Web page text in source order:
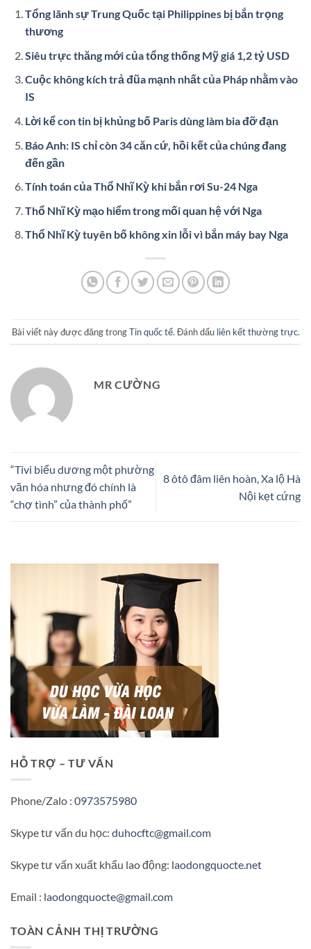
Tổng lãnh sự Trung Quốc tại Philippines bị bắn trọng
thương
Siêu trực thăng mới của tổng thống Mỹ giá 1,2 tỷ USD
Cuộc không kích trả đũa mạnh nhất của Pháp nhằm vào
IS
Lời kể con tin bị khủng bố Paris dùng làm bia đỡ đạn
Báo Anh: IS chỉ còn 34 căn cứ, hồi kết của chúng đang
đến gần
Tính toán của Thổ Nhĩ Kỳ khi bắn rơi Su-24 Nga
Thổ Nhĩ Kỳ mạo hiểm trong mối quan hệ với Nga
Thổ Nhĩ Kỳ tuyên bố không xin lỗi vì bắn máy bay Nga
Bài viết này được đăng trongTin quốc tế. Đánh dấu liên kết thường trực.
MR CƯỜNG
“Tivi biểu dương một phường
văn hóa nhưng đó chính là
“chợ tình” của thành phố”
8 ôtô đâm liên hoàn, Xa lộ Hà
Nội kẹt cứng
HỖ TRỢ – TƯ VẤN
Phone/Zalo : 0973575980
Skype tư vấn du học: duhocftc@gmail.com
Skype tư vấn xuất khẩu lao động: laodongquocte.net
Email : laodongquocte@gmail.com
TOÀN CẢNH THỊ TRƯỜNG